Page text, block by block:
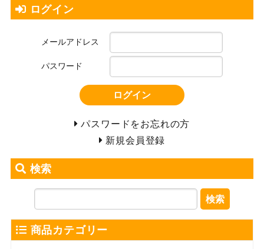
ログイン
メールアドレス
パスワード
ログイン
パスワードをお忘れの方
新規会員登録
検索
検索
商品カテゴリー